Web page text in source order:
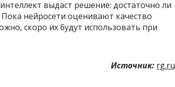
выдаст решение: достаточно ли
нейросети оценивают качество
скоро их будут использовать при
Источник: rg.ru